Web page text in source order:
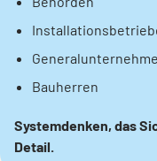
Bauherren
Systemdenken, das
Detail.